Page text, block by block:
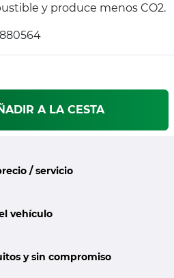
y produce menos CO2.
A LA CESTA
/ servicio
vehículo
y sin compromiso